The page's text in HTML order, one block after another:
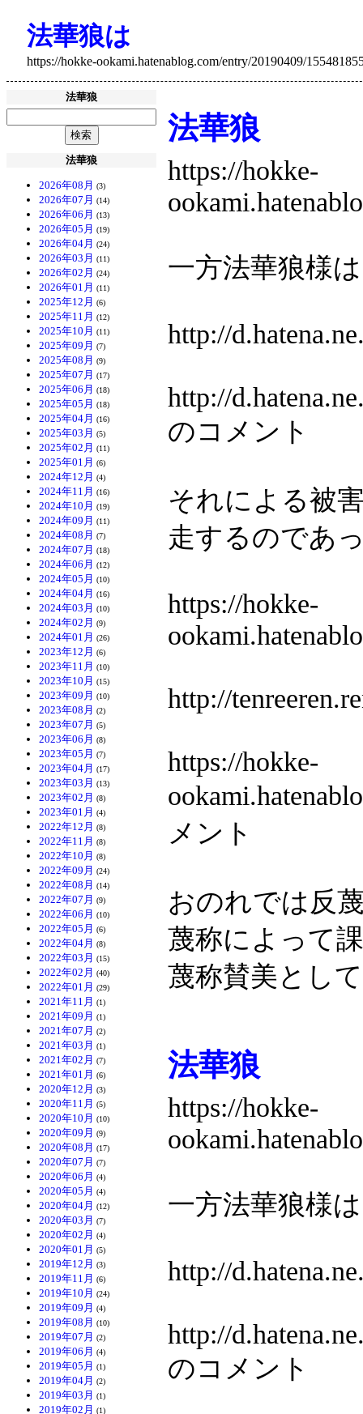
法華狼は
https://hokke-ookami.hatenablog.com/entry/20190409/
法華狼
法華狼
2026年08月 (3)
2026年07月 (14)
2026年06月 (13)
2026年05月 (19)
2026年04月 (24)
2026年03月 (11)
2026年02月 (24)
2026年01月 (11)
2025年12月 (6)
2025年11月 (12)
2025年10月 (11)
2025年09月 (7)
2025年08月 (9)
2025年07月 (17)
2025年06月 (18)
2025年05月 (18)
2025年04月 (16)
2025年03月 (5)
2025年02月 (11)
2025年01月 (6)
2024年12月 (4)
2024年11月 (16)
2024年10月 (19)
2024年09月 (11)
2024年08月 (7)
2024年07月 (18)
2024年06月 (12)
2024年05月 (10)
2024年04月 (16)
2024年03月 (10)
2024年02月 (9)
2024年01月 (26)
2023年12月 (6)
2023年11月 (10)
2023年10月 (15)
2023年09月 (10)
2023年08月 (2)
2023年07月 (5)
2023年06月 (8)
2023年05月 (7)
2023年04月 (17)
2023年03月 (13)
2023年02月 (8)
2023年01月 (4)
2022年12月 (8)
2022年11月 (8)
2022年10月 (8)
2022年09月 (24)
2022年08月 (14)
2022年07月 (9)
2022年06月 (10)
2022年05月 (6)
2022年04月 (8)
2022年03月 (15)
2022年02月 (40)
2022年01月 (29)
2021年11月 (1)
2021年09月 (1)
2021年07月 (2)
2021年03月 (1)
2021年02月 (7)
2021年01月 (6)
2020年12月 (3)
2020年11月 (5)
2020年10月 (10)
2020年09月 (9)
2020年08月 (17)
2020年07月 (7)
2020年06月 (4)
2020年05月 (4)
2020年04月 (12)
2020年03月 (7)
2020年02月 (4)
2020年01月 (5)
2019年12月 (3)
2019年11月 (6)
2019年10月 (24)
2019年09月 (4)
2019年08月 (10)
2019年07月 (2)
2019年06月 (4)
2019年05月 (1)
2019年04月 (2)
2019年03月 (1)
2019年02月 (1)
法華狼
https://hokke-
一方法華狼様
http://
http://
のコメント
それによる被
走するのであ
https://hokke-
http://
https://hokke-
メント
おのれでは反
蔑称によって
蔑称賛美とし
法華狼
https://hokke-
一方法華狼様
http://
http://
のコメント